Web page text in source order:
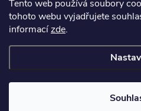
Tento web používá soubory
tohoto webu vyjadřujete
informacízde.
Copyright 2026Style4.cz.